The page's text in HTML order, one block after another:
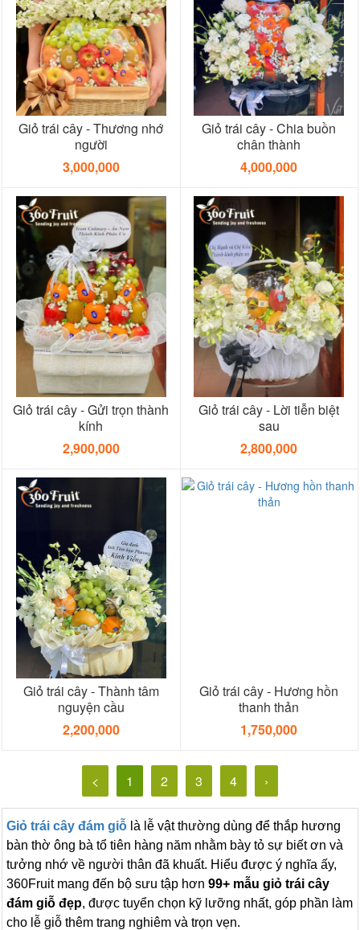
Giỏ trái cây - Thương nhớ
người
3,000,000
Giỏ trái cây - Chia buồn
chân thành
4,000,000
Giỏ trái cây - Gửi trọn thành
kính
2,900,000
Giỏ trái cây - Lời tiễn biệt
sau
2,800,000
Giỏ trái cây - Thành tâm
nguyện cầu
2,200,000
Giỏ trái cây - Hương hồn
thanh thản
1,750,000
< 1 2 3 4 ›
Giỏ trái cây đám giỗ là lễ vật thường dùng để thắp hương
bàn thờ ông bà tổ tiên hàng năm nhằm bày tỏ sự biết ơn và
tưởng nhớ về người thân đã khuất. Hiểu được ý nghĩa ấy,
360Fruit mang đến bộ sưu tập hơn 99+ mẫu giỏ trái cây
đám giỗ đẹp, được tuyển chọn kỹ lưỡng nhất, góp phần làm
cho lễ giỗ thêm trang nghiêm và trọn vẹn.